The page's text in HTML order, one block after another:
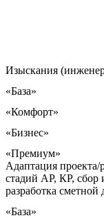
Изыскания
«База»
«Комфорт»
«Бизнес»
«Премиум»
Адаптация проекта/
стадий АР, КР, сбор
разработка
«База»